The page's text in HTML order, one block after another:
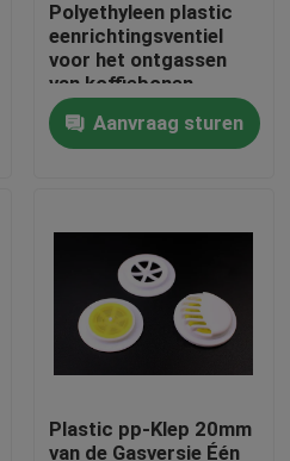
Polyethyleen plastic
eenrichtingsventiel
voor het ontgassen
van koffiebonen
Aanvraag sturen
Plastic pp-Klep 20mm
van de Gasversie Één